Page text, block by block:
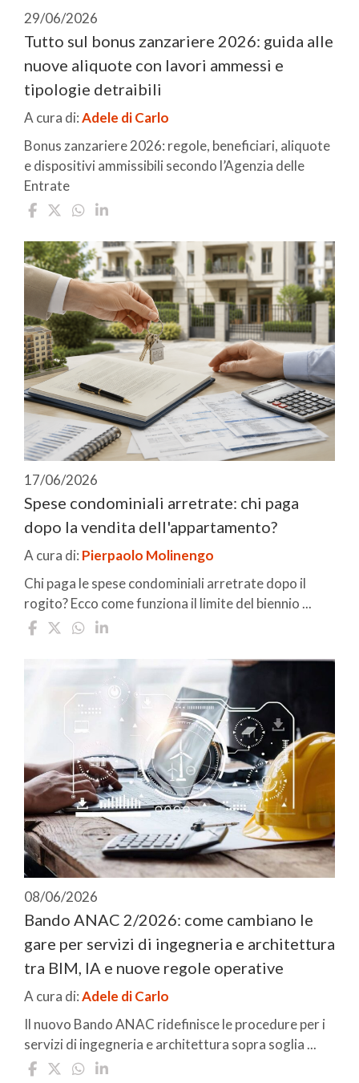
29/06/2026
Tutto sul bonus zanzariere 2026: guida alle
nuove aliquote con lavori ammessi e
tipologie detraibili
A cura di:Adele di Carlo
Bonus zanzariere 2026: regole, beneficiari, aliquote
e dispositivi ammissibili secondo l’Agenzia delle
Entrate
17/06/2026
Spese condominiali arretrate: chi paga
dopo la vendita dell'appartamento?
A cura di: Pierpaolo Molinengo
Chi paga le spese condominiali arretrate dopo il
rogito? Ecco come funziona il limite del biennio ...
08/06/2026
Bando ANAC 2/2026: come cambiano le
gare per servizi di ingegneria e architettura
tra BIM, IA e nuove regole operative
A cura di:Adele di Carlo
Il nuovo Bando ANAC ridefinisce le procedure per i
servizi di ingegneria e architettura sopra soglia ...